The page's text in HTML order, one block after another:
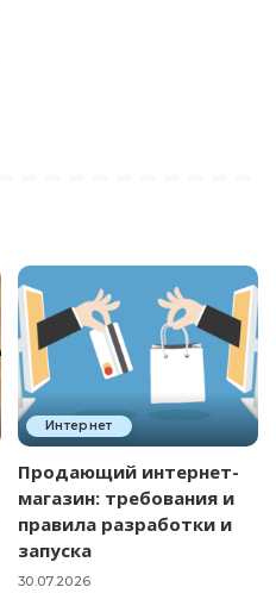
Интернет
Продающий интернет-
магазин: требования и
правила разработки и
запуска
30.07.2026